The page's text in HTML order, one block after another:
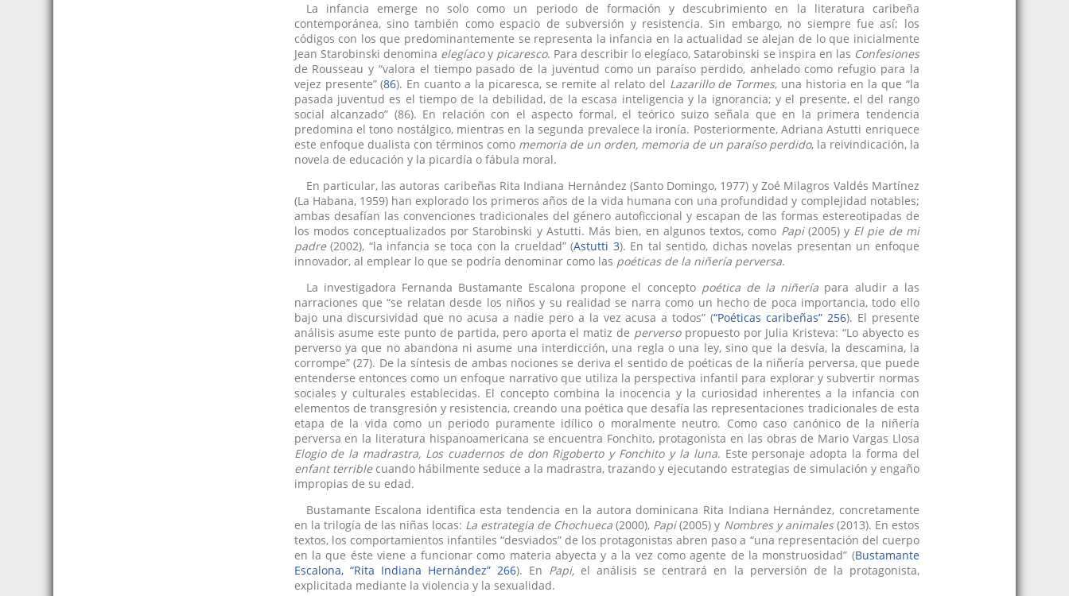
La infancia emerge no solo como un periodo de formación y descubrimiento en la literatura caribeña
contemporánea, sino también como espacio de subversión y resistencia. Sin embargo, no siempre fue así; los
códigos con los que predominantemente se representa la infancia en la actualidad se alejan de lo que inicialmente
Jean Starobinski denomina elegíacoy picaresco. Para describir lo elegíaco, Satarobinski se inspira en las Confesiones
de Rousseau y “valora el tiempo pasado de la juventud como un paraíso perdido, anhelado como refugio para la
vejez presente” (86). En cuanto a la picaresca, se remite al relato del Lazarillo de Tormes, una historia en la que “la
pasada juventud es el tiempo de la debilidad, de la escasa inteligencia y la ignorancia; y el presente, el del rango
social alcanzado” (86). En relación con el aspecto formal, el teórico suizo señala que en la primera tendencia
predomina el tono nostálgico, mientras en la segunda prevalece la ironía. Posteriormente, Adriana Astutti enriquece
este enfoque dualista con términos como memoria de un orden, memoria de un paraíso perdido, la reivindicación, la
novela de educación y la picardía o fábula moral.
En particular, las autoras caribeñas Rita Indiana Hernández (Santo Domingo, 1977) y Zoé Milagros Valdés Martínez
(La Habana, 1959) han explorado los primeros años de la vida humana con una profundidad y complejidad notables;
ambas desafían las convenciones tradicionales del género autoficcional y escapan de las formas estereotipadas de
los modos conceptualizados por Starobinski y Astutti. Más bien, en algunos textos, como Papi(2005) y El pie de mi
padre(2002), “la infancia se toca con la crueldad” (Astutti 3). En tal sentido, dichas novelas presentan un enfoque
innovador, al emplear lo que se podría denominar como las poéticas de la niñería perversa.
La investigadora Fernanda Bustamante Escalona propone el concepto poética de la niñería para aludir a las
narraciones que “se relatan desde los niños y su realidad se narra como un hecho de poca importancia, todo ello
bajo una discursividad que no acusa a nadie pero a la vez acusa a todos” (“Poéticas caribeñas” 256). El presente
análisis asume este punto de partida, pero aporta el matiz de perversopropuesto por Julia Kristeva: “Lo abyecto es
perverso ya que no abandona ni asume una interdicción, una regla o una ley, sino que la desvía, la descamina, la
corrompe” (27). De la síntesis de ambas nociones se deriva el sentido de poéticas de la niñería perversa, que puede
entenderse entonces como un enfoque narrativo que utiliza la perspectiva infantil para explorar y subvertir normas
sociales y culturales establecidas. El concepto combina la inocencia y la curiosidad inherentes a la infancia con
elementos de transgresión y resistencia, creando una poética que desafía las representaciones tradicionales de esta
etapa de la vida como un periodo puramente idílico o moralmente neutro. Como caso canónico de la niñería
perversa en la literatura hispanoamericana se encuentra Fonchito, protagonista en las obras de Mario Vargas Llosa
Elogio de la madrastra, Los cuadernos de don Rigoberto y Fonchito y la luna. Este personaje adopta la forma del
enfant terrible cuando hábilmente seduce a la madrastra, trazando y ejecutando estrategias de simulación y engaño
impropias de su edad.
Bustamante Escalona identifica esta tendencia en la autora dominicana Rita Indiana Hernández, concretamente
en la trilogía de las niñas locas: La estrategia de Chochueca (2000), Papi(2005) y Nombres y animales(2013). En estos
textos, los comportamientos infantiles “desviados” de los protagonistas abren paso a “una representación del cuerpo
en la que éste viene a funcionar como materia abyecta y a la vez como agente de la monstruosidad” (Bustamante
Escalona, “Rita Indiana Hernández” 266). En Papi, el análisis se centrará en la perversión de la protagonista,
explicitada mediante la violencia y la sexualidad.